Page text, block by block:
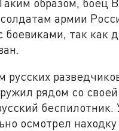
армии
боевиками, так как
русских
рядом со
беспилотник.
осмотрел